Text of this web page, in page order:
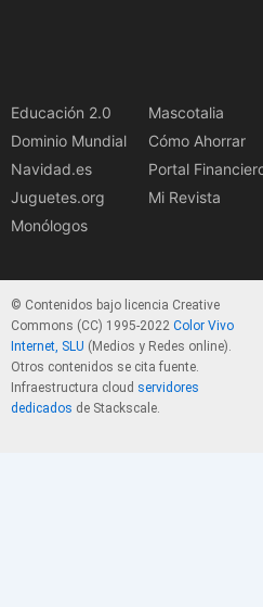
Educación 2.0
Dominio Mundial
Navidad.es
Juguetes.org
Monólogos
Mascotalia
Cómo Ahorrar
Portal
Mi Revista
© Contenidos bajo licencia Creative
Commons (CC) 1995-2022 Color Vivo
Internet, SLU (Medios y Redes online).
Otros contenidos se cita fuente.
Infraestructura cloud servidores
dedicados de Stackscale.